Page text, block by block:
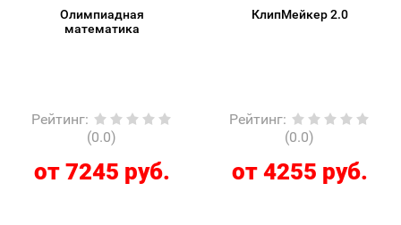
Олимпиадная
математика
Рейтинг:
(0.0)
от 7245 руб.
КлипМейкер 2.0
Рейтинг:
(0.0)
от 4255 руб.